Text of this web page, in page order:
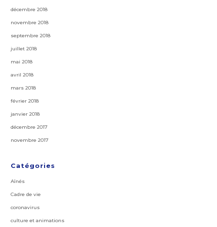
décembre 2018
novembre 2018
septembre 2018
juillet 2018
mai 2018
avril 2018
mars 2018
février 2018
janvier 2018
décembre 2017
novembre 2017
Catégories
Aînés
Cadre de vie
coronavirus
culture et animations